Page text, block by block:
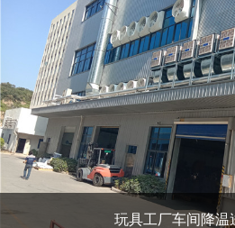
玩具工厂车间降温